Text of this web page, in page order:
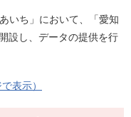
いち」において、「愛知
設し、データの提供を行
表示）